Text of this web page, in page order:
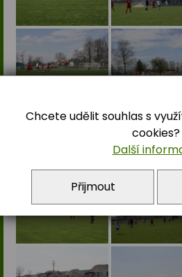
Chcete udělit souhlas s
cookies?
Další
Přijmout